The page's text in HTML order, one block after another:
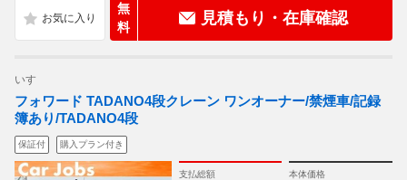
無
料
見積もり・在庫確認
いすゞ
フォワード TADANO4段クレーン ワンオーナー/禁煙車/記録
簿あり/TADANO4段
保証付 購入プラン付き
支払総額 本体価格